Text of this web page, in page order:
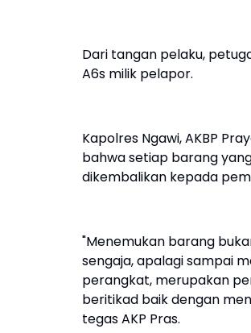
Dari tangan pelaku,
A6s milik pelapor.
Kapolres Ngawi, AKBP
bahwa setiap barang
dikembalikan kepada
"Menemukan barang
sengaja, apalagi sampai
perangkat, merupakan
beritikad baik dengan
tegas AKP Pras.